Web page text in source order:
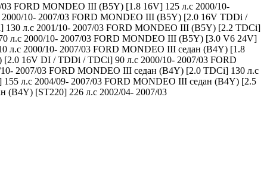
03 FORD MONDEO III (B5Y) [1.8 16V] 125 л.с 2000/10-
10- 2007/03 FORD MONDEO III (B5Y) [2.0 16V TDDi /
л.с 2001/10- 2007/03 FORD MONDEO III (B5Y) [2.2 TDCi]
л.с 2000/10- 2007/03 FORD MONDEO III (B5Y) [3.0 V6 24V]
л.с 2000/10- 2007/03 FORD MONDEO III седан (B4Y) [1.8
16V DI / TDDi / TDCi] 90 л.с 2000/10- 2007/03 FORD
2007/03 FORD MONDEO III седан (B4Y) [2.0 TDCi] 130 л.с
л.с 2004/09- 2007/03 FORD MONDEO III седан (B4Y) [2.5
(B4Y) [ST220] 226 л.с 2002/04- 2007/03